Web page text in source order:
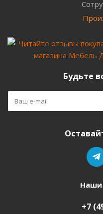
Будьте
Наши
+7